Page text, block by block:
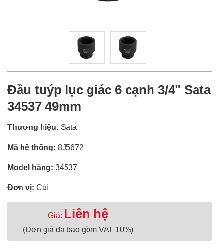
Đầu tuýp lục giác 6 cạnh 3/4" Sata
34537 49mm
Thương hiệu: Sata
Mã hệ thống: 8J5672
Model hãng: 34537
Đơn vị: Cái
Giá: Liên hệ
(Đơn giá đã bao gồm VAT 10%)